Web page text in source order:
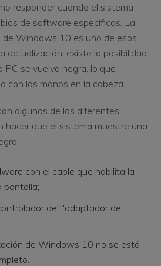
responder cuando el sistema
de software específicos. La
de Windows 10 es uno de esos
actualización, existe la posibilidad
PC se vuelva negra, lo que
con las manos en la cabeza.
algunos de los diferentes
hacer que el sistema muestre una
con el cable que habilita la
pantalla;
del "adaptador de
de Windows 10 no se está